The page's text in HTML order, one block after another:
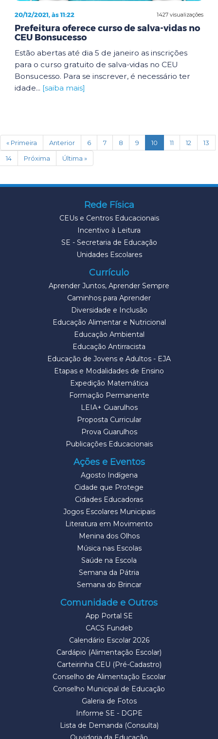
1427 visualizações
20/12/2021, às 11:22
Prefeitura oferece curso de salva-vidas no
CEU Bonsucesso
Estão abertas até dia 5 de janeiro as inscrições
para o curso gratuito de salva-vidas no CEU
Bonsucesso. Para se inscrever, é necessário ter
idade... [saiba mais]
« Primeira Anterior 6 7 8 9 10 (current)
11 12
13
14
Próxima Última »
Rede Física
CEUs e Centros Educacionais
Incentivo à Leitura
SE - Secretaria de Educação
Unidades Escolares
Currículo
Aprender Juntos, Aprender Sempre
Caminhos para Aprender
Diversidade e Inclusão
Educação Alimentar e Nutricional
Educação Ambiental
Educação Antirracista
Educação de Jovens e Adultos - EJA
Etapas e Modalidades de Ensino
Expedição Matemática
Formação Permanente
LEIA+ Guarulhos
Proposta Curricular
Prova Guarulhos
Publicações Educacionais
Ações e Eventos
Agosto Indígena
Cidade que Protege
Cidades Educadoras
Jogos Escolares Municipais
Literatura em Movimento
Menina dos Olhos
Música nas Escolas
Saúde na Escola
Semana da Pátria
Semana do Brincar
Comunidade e Outros
App Portal SE
CACS Fundeb
Calendário Escolar 2026
Cardápio (Alimentação Escolar)
Carteirinha CEU (Pré-Cadastro)
Conselho de Alimentação Escolar
Conselho Municipal de Educação
Galeria de Fotos
Informe SE - DGPE
Lista de Demanda (Consulta)